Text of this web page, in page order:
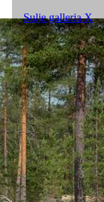
Sulje galleria X